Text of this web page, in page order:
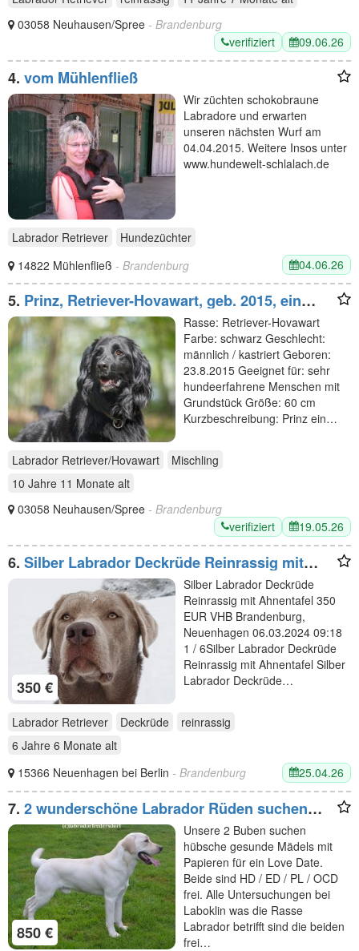
03058 Neuhausen/Spree - Brandenburg
verifiziert
09.06.26
4. vom Mühlenfließ
Wir züchten schokobraune
Labradore und erwarten
unseren nächsten Wurf am
04.04.2015. Weitere Insos unter
www.hundewelt-schlalach.de
Labrador Retriever
Hundezüchter
14822 Mühlenfließ - Brandenburg 04.06.26
5. Prinz, Retriever-Hovawart, geb. 2015, ein
toller Hund in den richtigen HändenRasse: Retriever-Hovawart
Farbe: schwarz Geschlecht:
männlich / kastriert Geboren:
23.8.2015 Geeignet für: sehr
hundeerfahrene Menschen mit
Grundstück Größe: 60 cm
Kurzbeschreibung: Prinz ein…
Labrador Retriever/Hovawart
Mischling
10 Jahre 11 Monate alt
03058 Neuhausen/Spree - Brandenburg
verifiziert
19.05.26
6. Silber Labrador Deckrüde Reinrassig mit
Ahnentafel
350 €
Silber Labrador Deckrüde
Reinrassig mit Ahnentafel 350
EUR VHB Brandenburg,
Neuenhagen 06.03.2024 09:18
1 / 6Silber Labrador Deckrüde
Reinrassig mit Ahnentafel Silber
Labrador Deckrüde…
Labrador Retriever Deckrüde
reinrassig
6 Jahre 6 Monate alt
15366 Neuenhagen bei Berlin - Brandenburg 25.04.26
7. 2 wunderschöne Labrador Rüden suchen
nette Mädels
850 €
Unsere 2 Buben suchen
hübsche gesunde Mädels mit
Papieren für ein Love Date.
Beide sind HD / ED / PL / OCD
frei. Alle Untersuchungen bei
Laboklin was die Rasse
Labrador betrifft sind die beiden
frei…